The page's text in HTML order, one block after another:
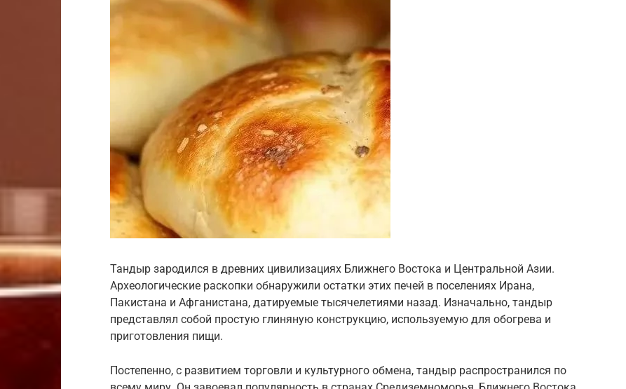
Тандыр зародился в древних цивилизациях Ближнего Востока и Центральной Азии.
Археологические раскопки обнаружили остатки этих печей в поселениях Ирана,
Пакистана и Афганистана, датируемые тысячелетиями назад. Изначально, тандыр
представлял собой простую глиняную конструкцию, используемую для обогрева и
приготовления пищи.
Постепенно, с развитием торговли и культурного обмена, тандыр распространился по